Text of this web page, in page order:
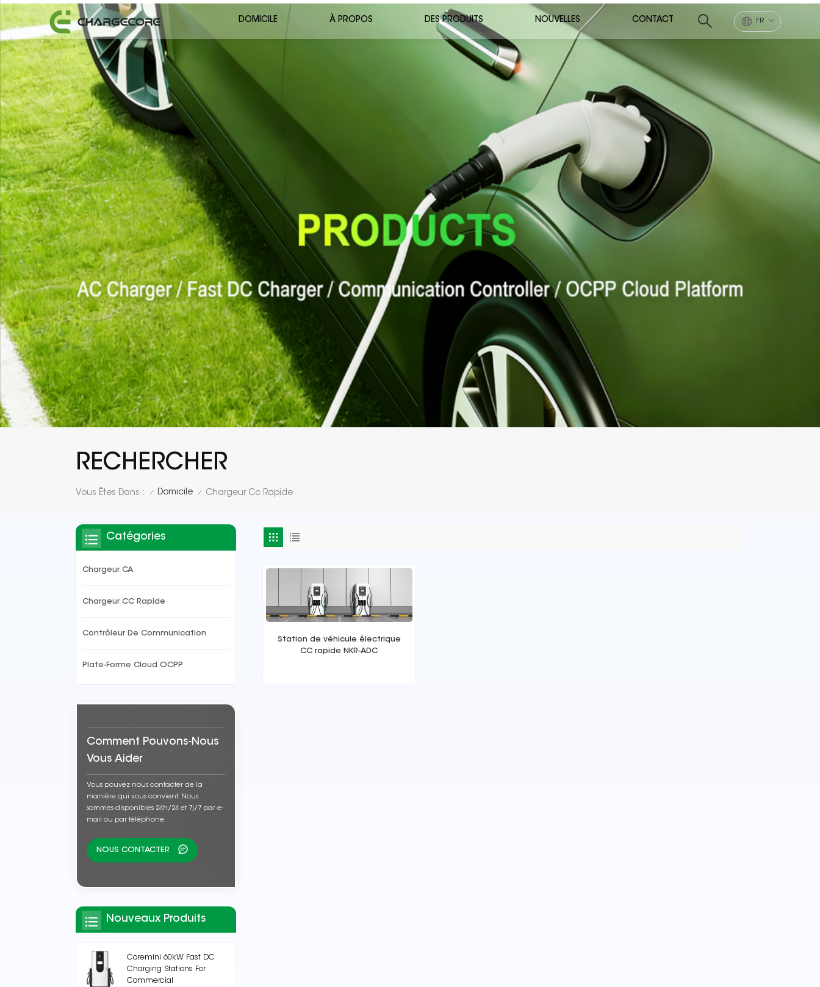
FR
DOMICILE À PROPOS DES PRODUITS NOUVELLES CONTACT
RECHERCHER
Vous Êtes Dans : / Domicile / Chargeur Cc Rapide
Station de véhicule électrique
CC rapide NKR-ADC
Catégories
Chargeur CA
Chargeur CC Rapide
Contrôleur De Communication
Plate-Forme Cloud OCPP
Comment Pouvons-Nous
Vous Aider
Vous pouvez nous contacter de la
manière qui vous convient. Nous
sommes disponibles 24h/24 et 7j/7 par e-
mail ou par téléphone.
NOUS CONTACTER
Nouveaux Produits
Coremini 60kW Fast DC
Charging Stations For
Commercial